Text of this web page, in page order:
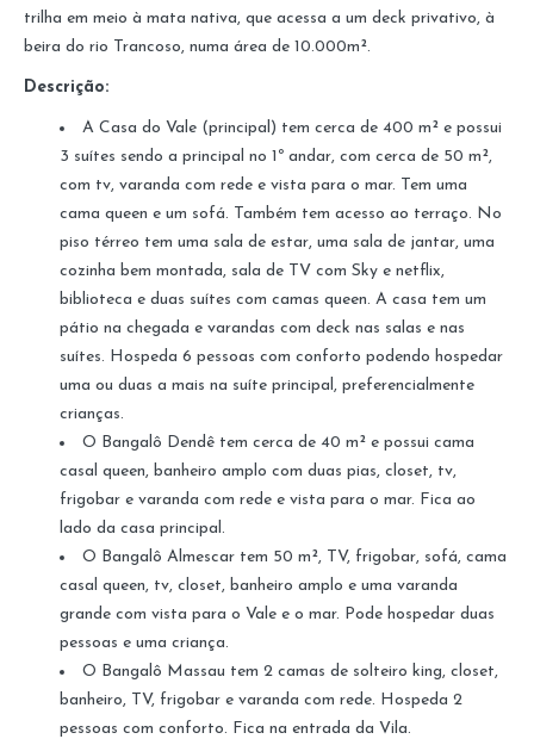
trilha em meio à mata nativa, que acessa a um deck privativo, à
beira do rio Trancoso, numa área de 10.000m².
Descrição:
A Casa do Vale (principal) tem cerca de 400 m² e possui
3 suítes sendo a principal no 1º andar, com cerca de 50 m²,
com tv, varanda com rede e vista para o mar. Tem uma
cama queen e um sofá. Também tem acesso ao terraço. No
piso térreo tem uma sala de estar, uma sala de jantar, uma
cozinha bem montada, sala de TV com Sky e netflix,
biblioteca e duas suítes com camas queen. A casa tem um
pátio na chegada e varandas com deck nas salas e nas
suítes. Hospeda 6 pessoas com conforto podendo hospedar
uma ou duas a mais na suíte principal, preferencialmente
crianças.
O Bangalô Dendê tem cerca de 40 m² e possui cama
casal queen, banheiro amplo com duas pias, closet, tv,
frigobar e varanda com rede e vista para o mar. Fica ao
lado da casa principal.
O Bangalô Almescar tem 50 m², TV, frigobar, sofá, cama
casal queen, tv, closet, banheiro amplo e uma varanda
grande com vista para o Vale e o mar. Pode hospedar duas
pessoas e uma criança.
O Bangalô Massau tem 2 camas de solteiro king, closet,
banheiro, TV, frigobar e varanda com rede. Hospeda 2
pessoas com conforto. Fica na entrada da Vila.